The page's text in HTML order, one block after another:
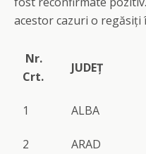
acestor cazuri o regăsiți
Nr.
Crt.
JUDEȚ
1 ALBA
2 ARAD